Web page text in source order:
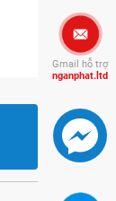
Gmail hỗ trợ
nganphat.ltd